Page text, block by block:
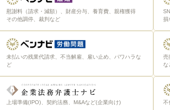
法テラス愛知を有効活用するためのコツ
質問内容をメモなどに書き起こして準備
相談内容の登場人物や時系列を整理して
援助申込書をあらかじめ記入しておく
法テラス愛知までのアクセス
愛知で法テラス以外に弁護士に無料法律相談がで
慰謝料（請求・減額）、財産分与、養育費、親権獲得
その他調停、裁判など
損
未払いの残業代請求、不当解雇、雇い止め、パワハラな
ど
売
な
上場準備(IPO)、契約法務、M&Aなど(企業向け) 不